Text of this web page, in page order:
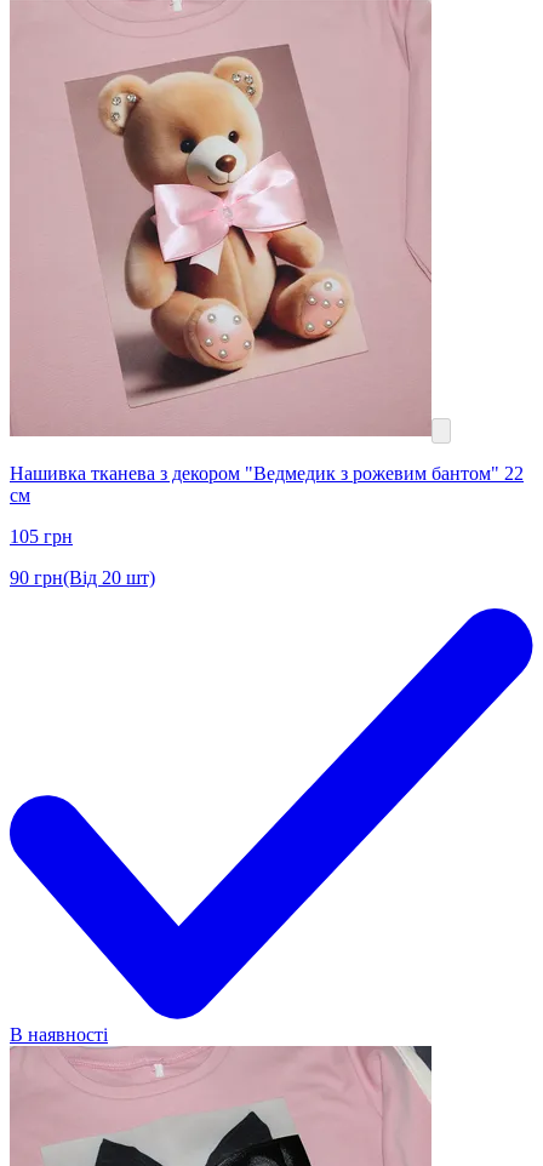
Нашивка тканева з декором "Ведмедик з рожевим бантом" 22
см
105 грн
90 грн(Від 20 шт)
В наявності